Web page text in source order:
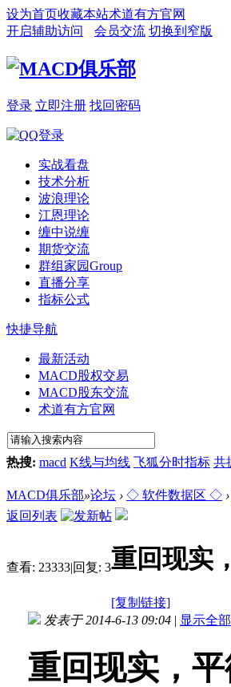
设为首页收藏本站术道有方官网
开启辅助访问
会员交流 切换到窄版
登录 立即注册 找回密码
实战看盘
技术分析
波浪理论
江恩理论
缠中说缠
期货交流
群组家园Group
直播分享
指标公式
快捷导航
最新活动
MACD股权交易
MACD股东交流
术道有方官网
热搜: macd K线与均线 飞狐分时指标 共
MACD俱乐部»论坛 › ◇ 软件数据区 ◇ ›
返回列表
查看: 23333|回复: 3重回现实
[复制链接]
发表于 2014-6-13 09:04 | 显示全
重回现实，